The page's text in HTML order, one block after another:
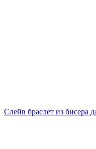
Слейв браслет из бисера